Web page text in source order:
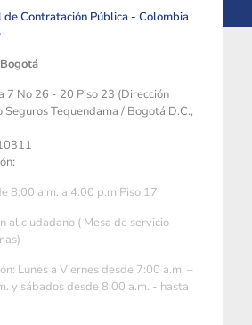
de Contratación Pública - Colombia
7 No 26 - 20 Piso 23 (Dirección
Tequendama / Bogotá D.C.,
8:00 a.m. a 4:00 p.m Piso 17
al ciudadano ( Mesa de servicio -
Lunes a Viernes desde 7:00 a.m. –
y sábados desde 8:00 a.m. - hasta